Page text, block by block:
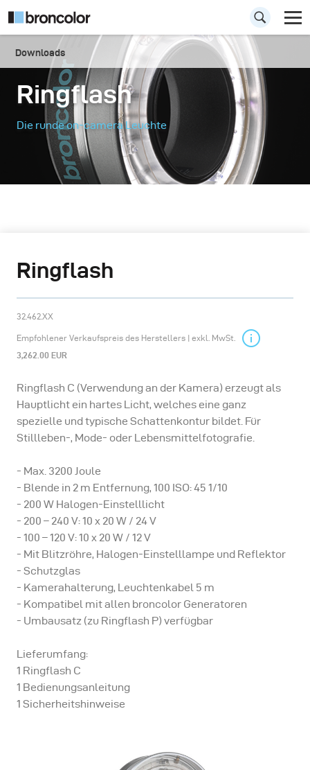
Downloads
Ringflash
Die runde on-camera Leuchte
Ringflash
32.462.XX
Empfohlener Verkaufspreis des Herstellers | exkl. MwSt.
3,262.00 EUR
Ringflash C (Verwendung an der Kamera) erzeugt als
Hauptlicht ein hartes Licht, welches eine ganz
spezielle und typische Schattenkontur bildet. Für
Stillleben-, Mode- oder Lebensmittelfotografie.
- Max. 3200 Joule
- Blende in 2 m Entfernung, 100 ISO: 45 1/10
- 200 W Halogen-Einstelllicht
- 200 – 240 V: 10 x 20 W / 24 V
- 100 – 120 V: 10 x 20 W / 12 V
- Mit Blitzröhre, Halogen-Einstelllampe und Reflektor
- Schutzglas
- Kamerahalterung, Leuchtenkabel 5 m
- Kompatibel mit allen broncolor Generatoren
- Umbausatz (zu Ringflash P) verfügbar
Lieferumfang:
1 Ringflash C
1 Bedienungsanleitung
1 Sicherheitshinweise